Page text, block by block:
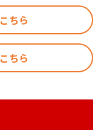
ちら
ちら